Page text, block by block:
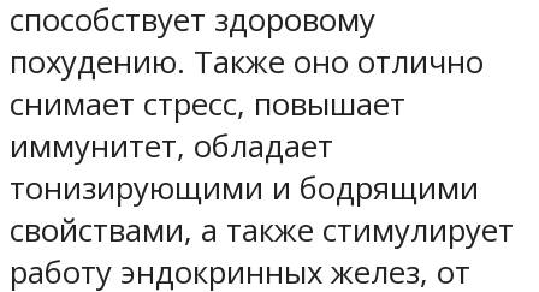
способствует здоровому
похудению. Также оно отлично
снимает стресс, повышает
иммунитет, обладает
тонизирующими и бодрящими
свойствами, а также стимулирует
работу эндокринных желез, от